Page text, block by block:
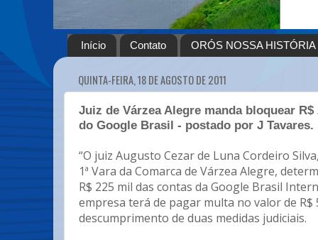
Início Contato ORÓS NOSSA HISTÓRIA
QUINTA-FEIRA, 18 DE AGOSTO DE 2011
Juiz de Várzea Alegre manda bloquear
do Google Brasil - postado por J Tavares.
“O juiz Augusto Cezar de Luna Cordeiro
1ª Vara da Comarca de Várzea Alegre,
R$ 225 mil das contas da Google Brasil
empresa terá de pagar multa no valor de R$
descumprimento de duas medidas judiciais.